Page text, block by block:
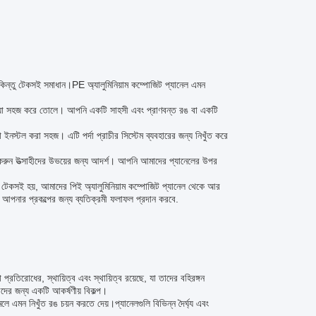
টেকসই সমাধান।PE অ্যালুমিনিয়াম কম্পোজিট প্যানেল এমন
সহজ করে তোলে। আপনি একটি সাহসী এবং প্রাণবন্ত রঙ বা একটি
করা সহজ। এটি পর্দা প্রাচীর সিস্টেম ব্যবহারের জন্য নিখুঁত করে
উত্সাহীদের উভয়ের জন্য আদর্শ। আপনি আমাদের প্যানেলের উপর
হয়, আমাদের পিই অ্যালুমিনিয়াম কম্পোজিট প্যানেল থেকে আর
প্রকল্পের জন্য ব্যতিক্রমী ফলাফল প্রদান করবে.
স্থায়িত্ব এবং স্থায়িত্ব রয়েছে, যা তাদের বহিরঙ্গন
জন্য একটি আকর্ষণীয় বিকল্প।
এমন নিখুঁত রঙ চয়ন করতে দেয়।প্যানেলগুলি বিভিন্ন দৈর্ঘ্য এবং